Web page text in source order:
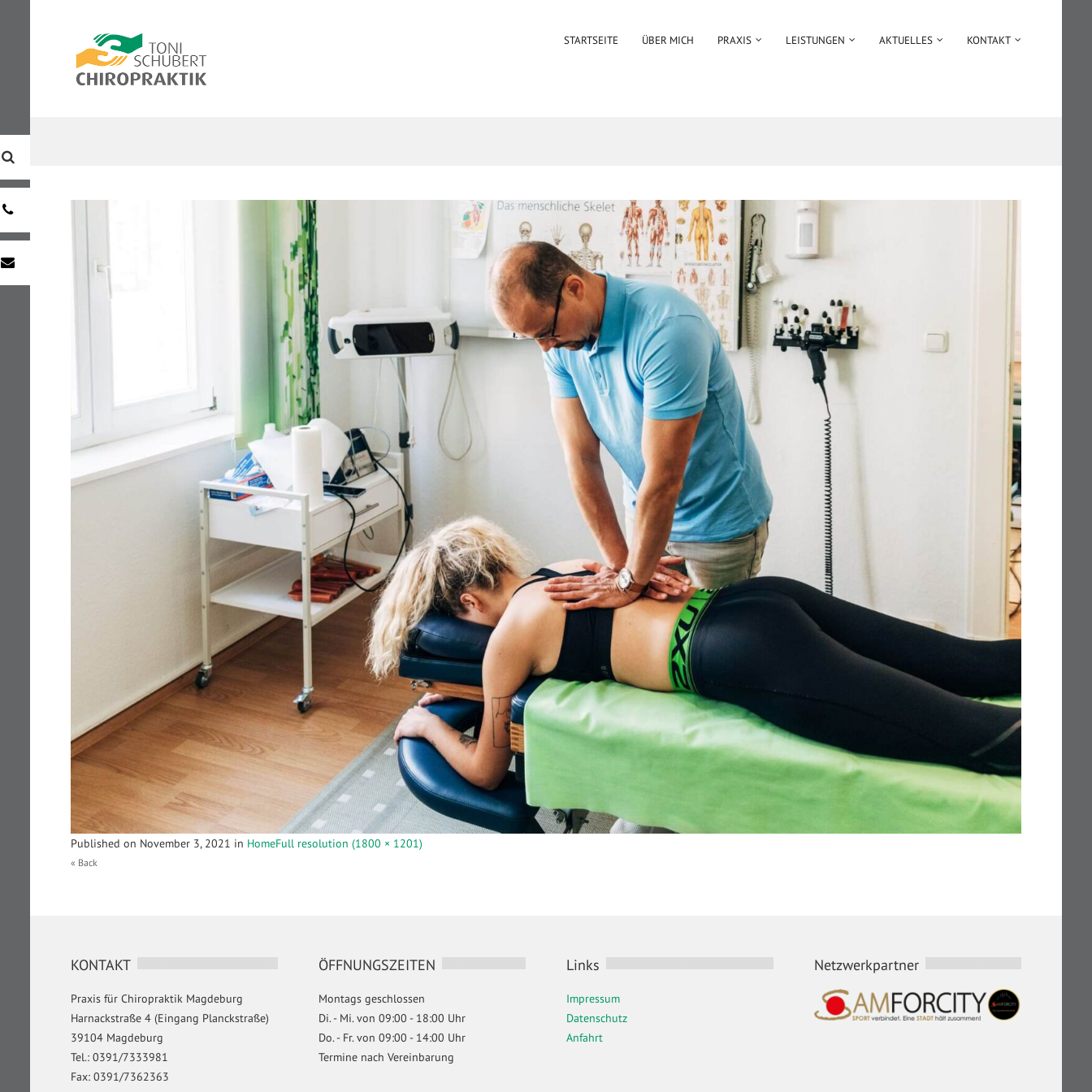
STARTSEITE ÜBER MICH PRAXIS LEISTUNGEN AKTUELLES KONTAKT
info@chiropraktik-
Published on November 3, 2021 in HomeFull resolution (1800 × 1201)
« Back
KONTAKT
Praxis für Chiropraktik Magdeburg
Harnackstraße 4 (Eingang Planckstraße)
39104 Magdeburg
Tel.: 0391/7333981
Fax: 0391/7362363
ÖFFNUNGSZEITEN
Montags geschlossen
Di. - Mi. von 09:00 - 18:00 Uhr
Do. - Fr. von 09:00 - 14:00 Uhr
Termine nach Vereinbarung
Links
Impressum
Datenschutz
Anfahrt
Netzwerkpartner